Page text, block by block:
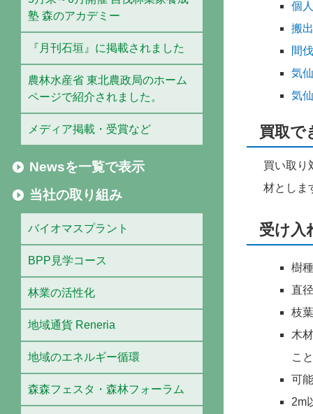
個
搬
間
気
気
買取で
買い取り
材としま
受け入
樹
直
枝
木
こ
可
2m
塾 森のアカデミー
『月刊石垣』に掲載されました
農林水産省 東北農政局のホーム
ページで紹介されました。
メディア掲載・受賞など
Newsを一覧で表示
当社の取り組み
バイオマスプラント
BPP見学コース
林業の活性化
地域通貨 Reneria
地域のエネルギー循環
森森フェスタ・森林フォーラム